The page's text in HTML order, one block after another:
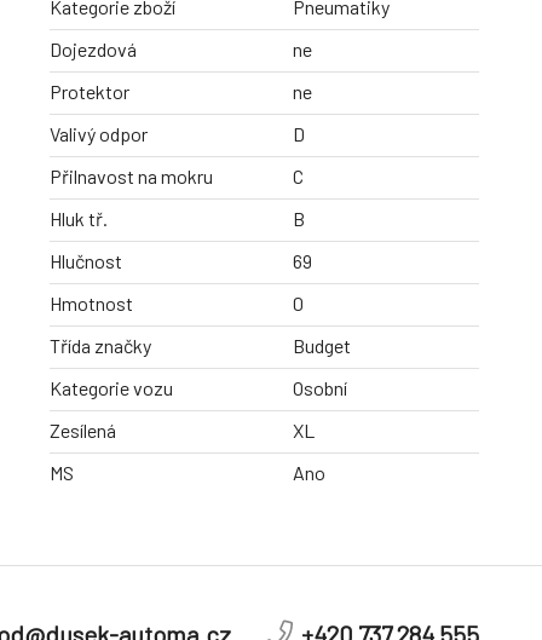
Kategorie zboží
Pneumatiky
Dojezdová
ne
Protektor
ne
Valivý odpor
D
Přilnavost na mokru
C
Hluk tř.
B
Hlučnost
69
Hmotnost
0
Třída značky
Budget
Kategorie vozu
Osobní
Zesílená
XL
MS
Ano